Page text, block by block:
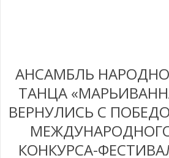
АНСАМБЛЬ
ТАНЦА
ВЕРНУЛИСЬ С
КОНКУРСА-